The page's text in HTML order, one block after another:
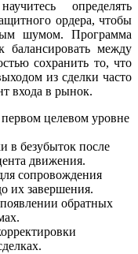
определять
ордера, чтобы
шумом. Программа
балансировать между
сохранить то, что
из сделки часто
входа в рынок.
целевом уровне
в безубыток после
движения.
сопровождения
их завершения.
обратных